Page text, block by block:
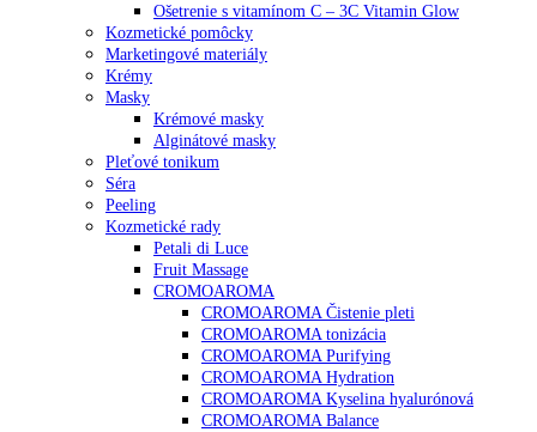
Ošetrenie s vitamínom C – 3C Vitamin Glow
Kozmetické pomôcky
Marketingové materiály
Krémy
Masky
Krémové masky
Alginátové masky
Pleťové tonikum
Séra
Peeling
Kozmetické rady
Petali di Luce
Fruit Massage
CROMOAROMA
CROMOAROMA Čistenie pleti
CROMOAROMA tonizácia
CROMOAROMA Purifying
CROMOAROMA Hydration
CROMOAROMA Kyselina hyalurónová
CROMOAROMA Balance